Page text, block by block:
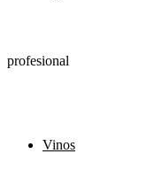
profesional
Vinos